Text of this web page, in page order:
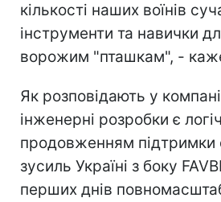
кількості наших воїнів
інструменти та навички
ворожим "пташкам", -
Як розповідають у
інженерні розробки є
продовженням підтримки
зусиль Україні з боку
перших днів